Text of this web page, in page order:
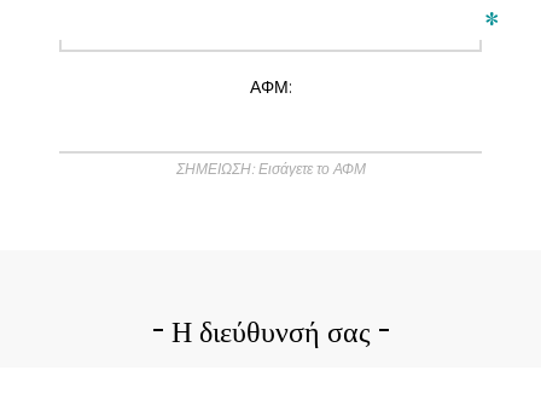
*
ΑΦΜ:
ΣΗΜΕΙΩΣΗ: Εισάγετε το ΑΦΜ
Η διεύθυνσή σας